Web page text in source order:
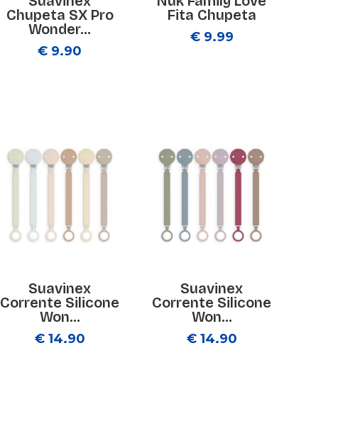
Chupeta SX Pro
Wonder...
€ 9.90
Fita Chupeta
€ 9.99
Suavinex
Corrente Silicone
Won...
€ 14.90
Suavinex
Corrente Silicone
Won...
€ 14.90